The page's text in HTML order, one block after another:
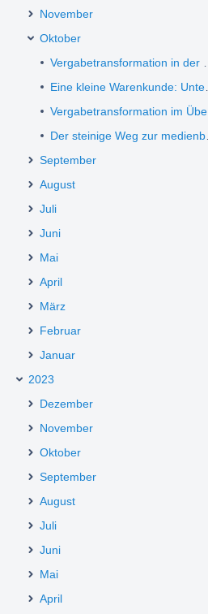
November
Oktober
Vergabetransformation in der Unterschwelle
Eine kleine Warenkunde: Unterschiede zwischen Vergabeplattformen und Vergabemanagementsystemen
Vergabetransformation im Überblick: Das plant die Ampel
Der steinige Weg zur medienbruchfreien Vergabe: Unterschrift auf Auftrags­schreiben erforderlich?
September
August
Juli
Juni
Mai
April
März
Februar
Januar
2023
Dezember
November
Oktober
September
August
Juli
Juni
Mai
April